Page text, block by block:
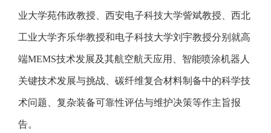
业大学苑伟政教授、西安电子科技大学訾斌教授、西北
工业大学齐乐华教授和电子科技大学刘宇教授分别就高
端MEMS技术发展及其航空航天应用、智能喷涂机器人
关键技术发展与挑战、碳纤维复合材料制备中的科学技
术问题、复杂装备可靠性评估与维护决策等作主旨报
告。